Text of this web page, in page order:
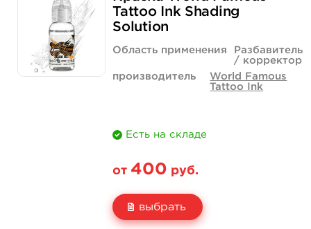
Количество
700 руб.
купить
1 000 руб.
Tattoo Ink Shading
Solution
Область применения
Разбавитель
/ корректор
производитель
World Famous
Tattoo Ink
Есть на складе
от 400 руб.
выбрать